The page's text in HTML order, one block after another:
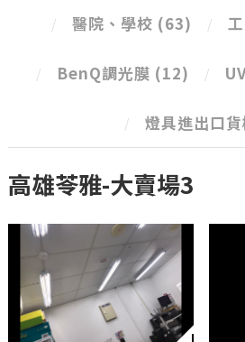
醫院、學校 (63)
BenQ調光膜 (12)
燈具進出口
高雄苓雅-大賣場3